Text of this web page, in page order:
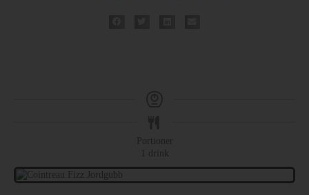
Portioner
drink